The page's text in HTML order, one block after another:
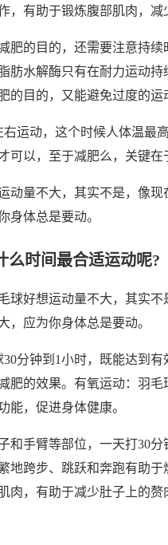
有助于锻炼腹部肌肉，减
肥的目的，还需要注意持
肪水解酶只有在耐力运动
的目的，又能避免过度的运
运动，这个时候人体温最
可以，至于减肥么，关键在
动量不大，其实不是，像
身体总是要动。
么时间最合适运动呢?
球好想运动量不大，其实
，应为你身体总是要动。
30分钟到1小时，既能达到
肥的效果。有氧运动：羽
能，促进身体健康。
和手臂等部位，一天打30
地跨步、跳跃和奔跑有助
肉，有助于减少肚子上的赘